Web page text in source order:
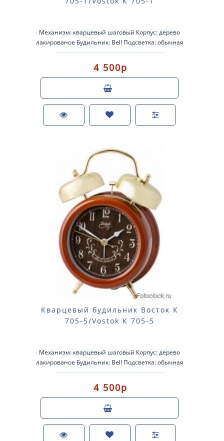
Механизм: кварцевый шаговый Корпус: дерево
лакированое Будильник: Bell Подсветка: обычная
Размеры: 135-190-60мм Пит..
4 500р
Кварцевый будильник Восток К
705-5/Vostok К 705-5
Механизм: кварцевый шаговый Корпус: дерево
лакированое Будильник: Bell Подсветка: обычная
Размеры: 135-190-60мм Пит..
4 500р